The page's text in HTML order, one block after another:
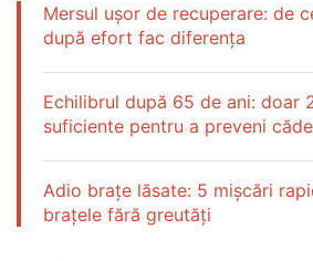
Mersul ușor de recuperare: de
după efort fac diferența
Echilibrul după 65 de ani: doar
suficiente pentru a preveni
Adio brațe lăsate: 5 mișcări
brațele fără greutăți